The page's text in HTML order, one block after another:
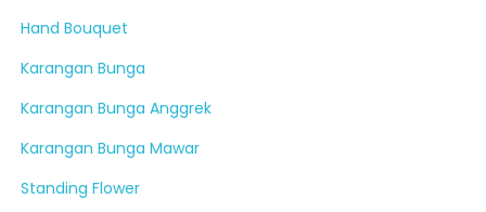
Hand Bouquet
Karangan Bunga
Karangan Bunga Anggrek
Karangan Bunga Mawar
Standing Flower